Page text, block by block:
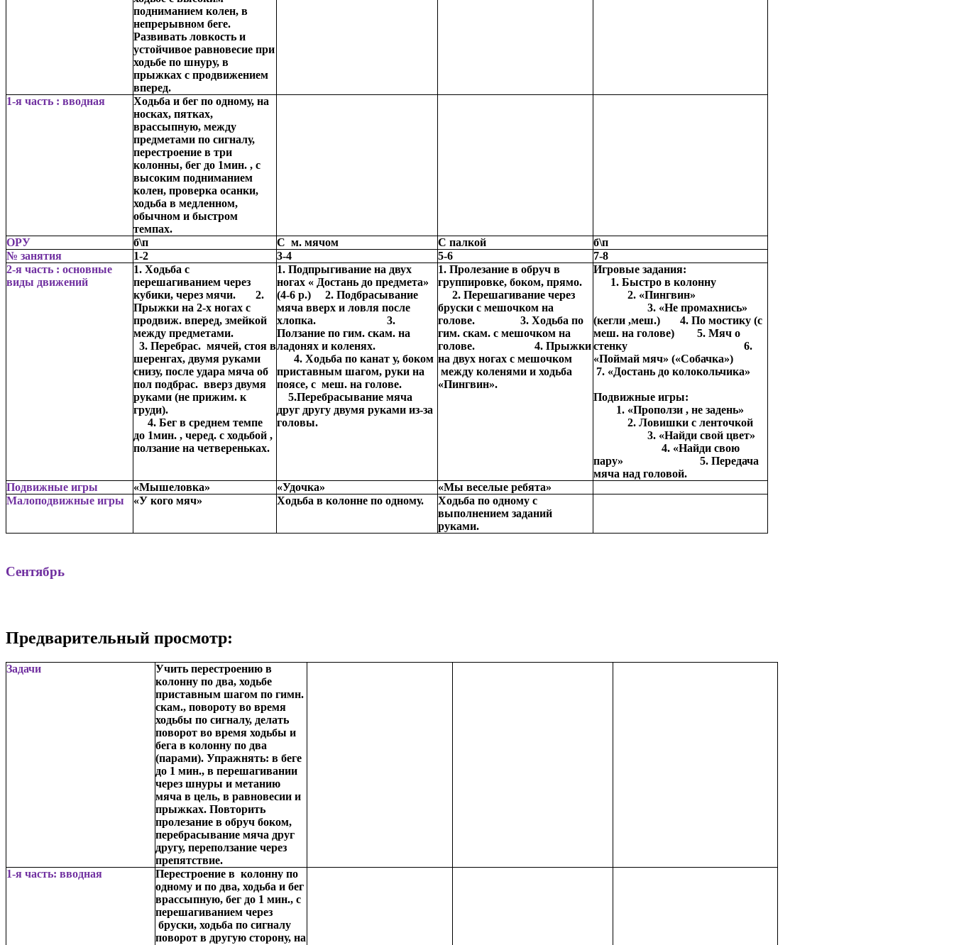
подниманием колен, в
непрерывном беге.
Развивать ловкость и
устойчивое равновесие при
ходьбе по шнуру, в
прыжках с продвижением
вперед.
1-я часть : вводная
Ходьба и бег по одному, на
носках, пятках,
врассыпную, между
предметами по сигналу,
перестроение в три
колонны, бег до 1мин. , с
высоким подниманием
колен, проверка осанки,
ходьба в медленном,
обычном и быстром
темпах.
ОРУ
б\п С м. мячом С палкой
б\п
№ занятия
1-2 3-4 5-6
7-8
2-я часть : основные
виды движений
1. Ходьба с
перешагиванием через
кубики, через мячи. 2.
Прыжки на 2-х ногах с
продвиж. вперед, змейкой
между предметами.
3. Перебрас. мячей, стоя в
шеренгах, двумя руками
снизу, после удара мяча об
пол подбрас. вверз двумя
руками (не прижим. к
груди).
4. Бег в среднем темпе
до 1мин. , черед. с ходьбой ,
ползание на четвереньках.
1. Подпрыгивание на двух
ногах « Достань до предмета»
(4-6 р.) 2. Подбрасывание
мяча вверх и ловля после
хлопка. 3.
Ползание по гим. скам. на
ладонях и коленях.
4. Ходьба по канат у, боком
приставным шагом, руки на
поясе, с меш. на голове.
5.Перебрасывание мяча
друг другу двумя руками из-за
головы.
1. Пролезание в обруч в
группировке, боком, прямо.
2. Перешагивание через
бруски с мешочком на
голове. 3. Ходьба по
гим. скам. с мешочком на
голове. 4. Прыжки
на двух ногах с мешочком
между коленями и ходьба
«Пингвин».
Игровые задания:
1. Быстро в колонну
2. «Пингвин»
3. «Не промахнись»
(кегли ,меш.) 4. По мостику (с
меш. на голове) 5. Мяч о
стенку 6.
«Поймай мяч» («Собачка»)
7. «Достань до колокольчика»
Подвижные игры:
1. «Проползи , не задень»
2. Ловишки с ленточкой
3. «Найди свой цвет»
4. «Найди свою
пару» 5. Передача
мяча над головой.
Подвижные игры
«Мышеловка» «Удочка»
«Мы веселые ребята»
Малоподвижные игры
«У кого мяч» Ходьба в колонне по одному.
Ходьба по одному с
выполнением заданий
руками.
Сентябрь
Предварительный просмотр:
Задачи
Учить перестроению в
колонну по два, ходьбе
приставным шагом по гимн.
скам., повороту во время
ходьбы по сигналу, делать
поворот во время ходьбы и
бега в колонну по два
(парами). Упражнять: в беге
до 1 мин., в перешагивании
через шнуры и метанию
мяча в цель, в равновесии и
прыжках. Повторить
пролезание в обруч боком,
перебрасывание мяча друг
другу, переползание через
препятствие.
1-я часть: вводная
Перестроение в колонну по
одному и по два, ходьба и бег
врассыпную, бег до 1 мин., с
перешагиванием через
бруски, ходьба по сигналу
поворот в другую сторону, на